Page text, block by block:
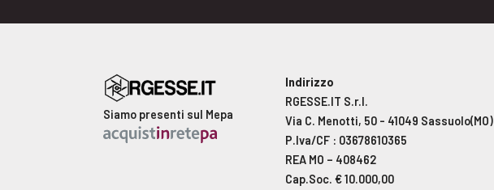
Siamo presenti sul Mepa
Indirizzo
RGESSE.IT S.r.l.
Via C. Menotti, 50 - 41049 Sassuolo(MO)
P.Iva/CF : 03678610365
REA MO – 408462
Cap.Soc. € 10.000,00